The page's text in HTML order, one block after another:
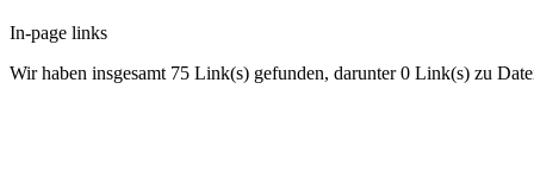
In-page links
Wir haben insgesamt 75 Link(s) gefunden, darunter 0 Link(s) zu